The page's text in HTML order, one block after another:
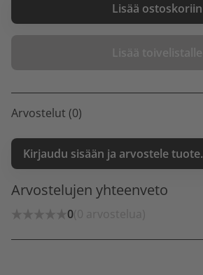
Lisää ostoskoriin
Lisää toivelistalle
Arvostelut (0)
Kirjaudu sisään ja arvostele tuote.
Arvostelujen yhteenveto
0(0 arvostelua)